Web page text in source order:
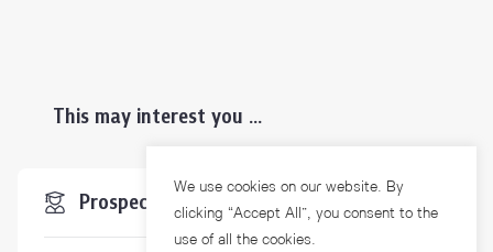
This may interest you ...
Prospective Students
We use cookies on our website. By
clicking “Accept All”, you consent to the
use of all the cookies.